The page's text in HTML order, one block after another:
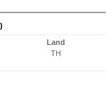
Land
TH